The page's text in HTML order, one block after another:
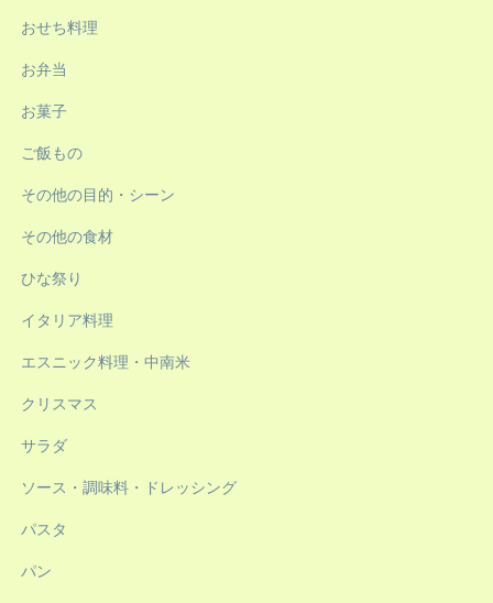
おせち料理
お弁当
お菓子
ご飯もの
その他の目的・シーン
その他の食材
ひな祭り
イタリア料理
エスニック料理・中南米
クリスマス
サラダ
ソース・調味料・ドレッシング
パスタ
パン